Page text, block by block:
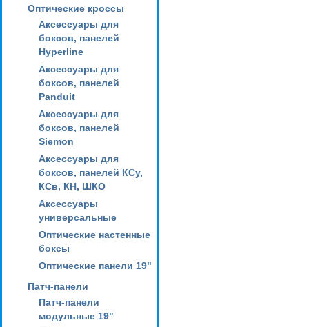
Оптические кроссы
Аксессуары для
боксов, панелей
Hyperline
Аксессуары для
боксов, панелей
Panduit
Аксессуары для
боксов, панелей
Siemon
Аксессуары для
боксов, панелей КСу,
КСв, КН, ШКО
Аксессуары
универсальные
Оптические настенные
боксы
Оптические панели 19"
Патч-панели
Патч-панели
модульные 19"